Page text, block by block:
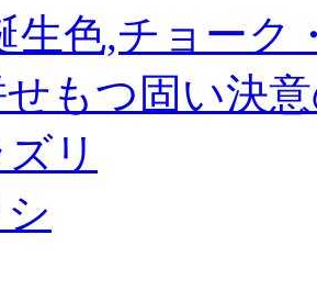
生色,チョー
もつ固い決
リ